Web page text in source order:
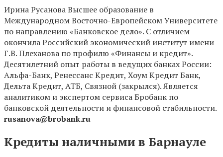
Ирина Русанова Высшее образование в
Международном Восточно-Европейском Университете
по направлению «Банковское дело». С отличием
окончила Российский экономический институт имени
Г.В. Плеханова по профилю «Финансы и кредит».
Десятилетний опыт работы в ведущих банках России:
Альфа-Банк, Ренессанс Кредит, Хоум Кредит Банк,
Дельта Кредит, АТБ, Связной (закрылся). Является
аналитиком и экспертом сервиса Бробанк по
банковской деятельности и финансовой стабильности.
rusanova@brobank.ru
Кредиты наличными в Барнауле